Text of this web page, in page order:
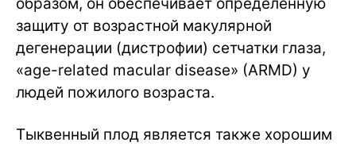
защиту от возрастной макулярной
дегенерации (дистрофии) сетчатки глаза,
«age-related macular disease» (ARMD) у
людей пожилого возраста.
Тыквенный плод является также хорошим